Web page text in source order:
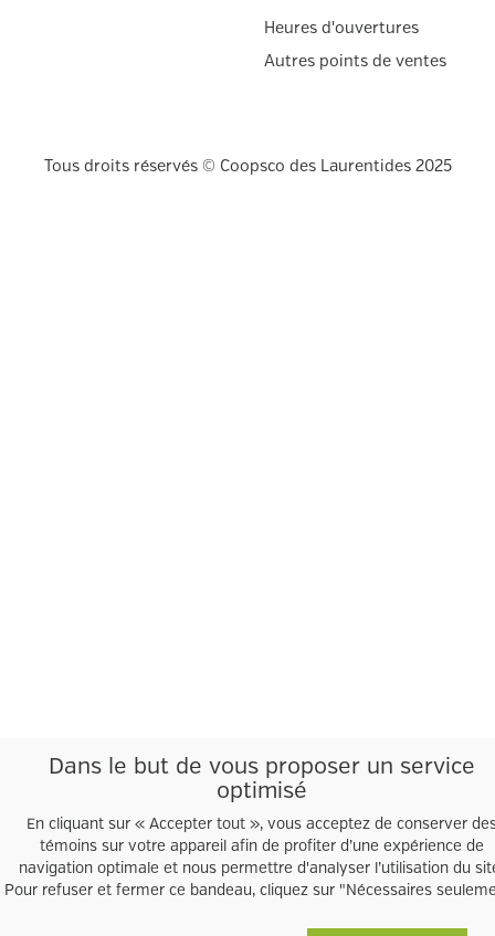
Dans le but de vous proposer un service
optimisé
En cliquant sur « Accepter tout », vous acceptez de conserver
témoins sur votre appareil afin de profiter d’une expérience de
navigation optimale et nous permettre d'analyser l’utilisation du
Pour refuser et fermer ce bandeau, cliquez sur "Nécessaires
Facebook
Twitter
Heures d'ouvertures
Autres points de ventes
Tous droits réservés © Coopsco des Laurentides 2025